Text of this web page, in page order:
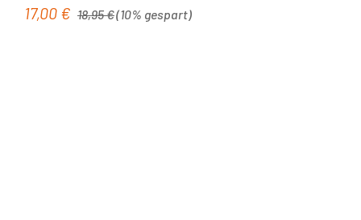
Verkaufspreis:
17,00 € Regulärer Preis:
18,95 €(10% gespart)